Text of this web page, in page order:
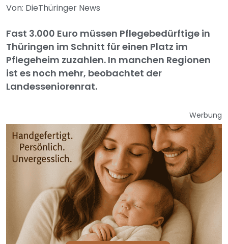
Von: DieThüringer News
Fast 3.000 Euro müssen Pflegebedürftige in
Thüringen im Schnitt für einen Platz im
Pflegeheim zuzahlen. In manchen Regionen
ist es noch mehr, beobachtet der
Landesseniorenrat.
Werbung